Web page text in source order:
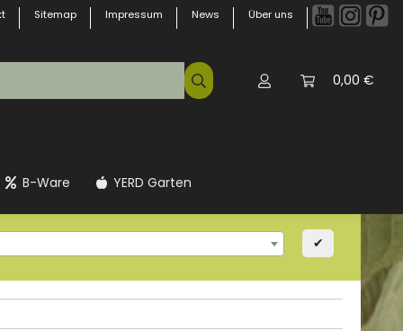
Sitemap Impressum News Über uns
0,00 €
B-Ware YERD Garten
✔